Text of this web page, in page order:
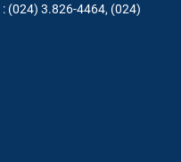
(024) 3.826-4464, (024)